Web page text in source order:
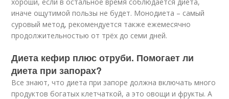
иначе ощутимой пользы не будет. Монодиета – самый
суровый метод, рекомендуется также ежемесячно
продолжительностью от трёх до семи дней.
Диета кефир плюс отруби. Помогает ли
диета при запорах?
Все знают, что диета при запоре должна включать много
продуктов богатых клетчаткой, а это овощи и фрукты. А